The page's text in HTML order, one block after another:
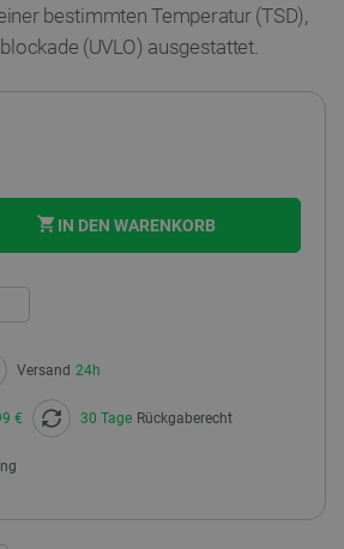
bestimmten Temperatur (TSD),
(UVLO) ausgestattet.
IN DEN WARENKORB
Versand 24h
€ 30 Tage Rückgaberecht